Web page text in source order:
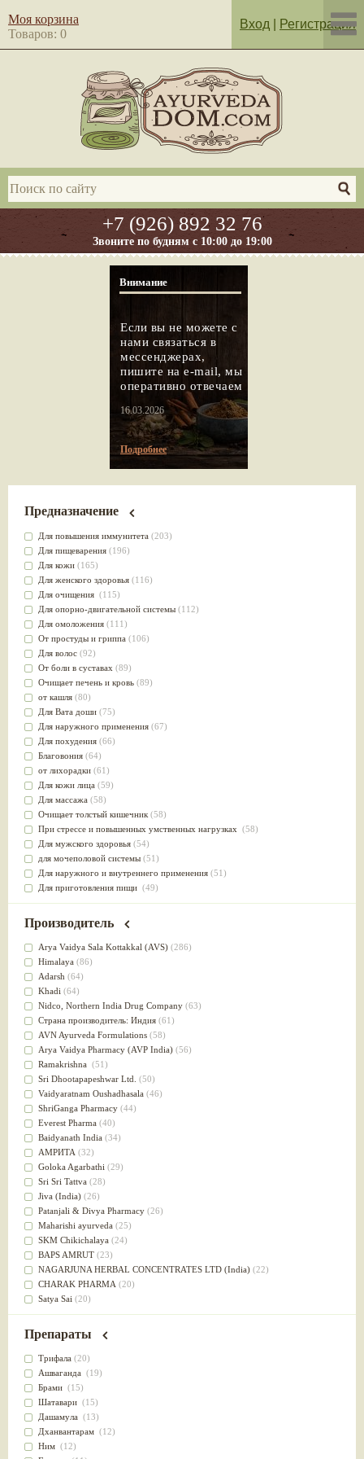
+7 (926) 892 32 76
Звоните по будням с 10:00 до 19:00
Моя корзина
Товаров: 0
Вход Регистрация
Внимание
Если вы не можете с
нами связаться в
мессенджерах,
пишите на e-mail, мы
оперативно отвечаем
16.03.2026
Подробнее
Предназначение
Для повышения иммунитета (203)
Для пищеварения (196)
Для кожи (165)
Для женского здоровья (116)
Для очищения (115)
Для опорно-двигательной системы (112)
Для омоложения (111)
От простуды и гриппа (106)
Для волос (92)
От боли в суставах (89)
Очищает печень и кровь (89)
от кашля (80)
Для Вата доши (75)
Для наружного применения (67)
Для похудения (66)
Благовония (64)
от лихорадки (61)
Для кожи лица (59)
Для массажа (58)
Очищает толстый кишечник (58)
При стрессе и повышенных умственных нагрузках (58)
Для мужского здоровья (54)
для мочеполовой системы (51)
Для наружного и внутреннего применения (51)
Для приготовления пищи (49)
от инфекций мочеполовой системы(49)
для суставов
Лечит опухоли и отеки(46)
Для медитации
выводит токсины
Для здоровья печени
Для тела(39)
для очищения крови(38)
При диабете(38)
Антиоксидант(37)
Для Капха(Кафа) доши
От паразитов(37)
При расстройстве желудка (36)
Успокоительное(36)
Для глаз(34)
от геморроя(34)
Противовоспалительное
Для Питта доши(32)
Для сердца(32)
Для сосудов головного мозга
Для полости рта(32)
Дефицит железа(31)
Для лица(31)
Употребление в пищу
Ароматерапия(29)
Жаропонижающее(29)
для памяти(28)
для почек(28)
Слабительное (28)
Афродизиак(27)
Напитки(27)
Для йоги (27)
Для потенции(26)
Для душа(25)
для концентрации внимания
при нарушении эрекции
Производитель
Arya Vaidya Sala Kottakkal (AVS) (286)
Himalaya (86)
Adarsh (64)
Khadi (64)
Nidсo, Northern India Drug Company (63)
Страна производитель: Индия (61)
AVN Ayurveda Formulations (58)
Arya Vaidya Pharmacy (AVP India) (56)
Ramakrishna (51)
Sri Dhootapapeshwar Ltd. (50)
Vaidyaratnam Oushadhasala (46)
ShriGanga Pharmacy (44)
Everest Pharma (40)
Baidyanath India (34)
АМРИТА (32)
Goloka Agarbathi (29)
Sri Sri Tattva (28)
Jiva (India) (26)
Patanjali & Divya Pharmacy (26)
Maharishi ayurveda (25)
SKM Chikichalaya (24)
BAPS AMRUT (23)
NAGARJUNA HERBAL CONCENTRATES LTD (India) (22)
CHARAK PHARMA (20)
Satya Sai (20)
Vyas(20)
Kerala Ayurveda
(19)
Organic India pvt ltd
Lalita(16)
Ashtang Herbals
Alarsin(14)
Vasu Health care
Baraka(13)
Dabur India Ltd
Препараты
Трифала (20)
Ашваганда (19)
Брами (15)
Шатавари (15)
Дашамула (13)
Дханвантарам (12)
Ним (12)